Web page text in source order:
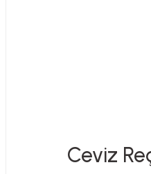
Ceviz